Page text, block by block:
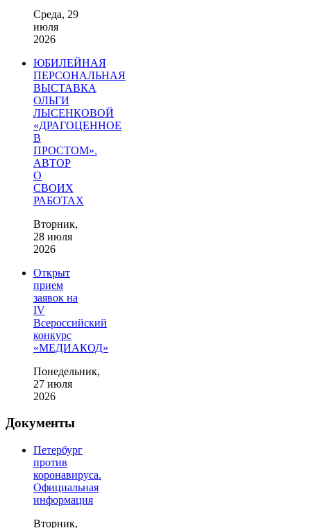
Среда, 29
июля
2026
ЮБИЛЕЙНАЯ
ПЕРСОНАЛЬНАЯ
ВЫСТАВКА
ОЛЬГИ
ЛЫСЕНКОВОЙ
«ДРАГОЦЕННОЕ
В
ПРОСТОМ».
АВТОР
О
СВОИХ
РАБОТАХ
Вторник,
28 июля
2026
Открыт
прием
заявок на
IV
Всероссийский
конкурс
«МЕДИАКОД»
Понедельник,
27 июля
2026
Документы
Петербург
против
коронавируса.
Официальная
информация
Вторник,